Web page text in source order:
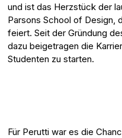
und ist das Herzstück der
Parsons School of Design,
feiert. Seit der Gründung
dazu beigetragen die
Studenten zu starten.
Für Perutti war es die